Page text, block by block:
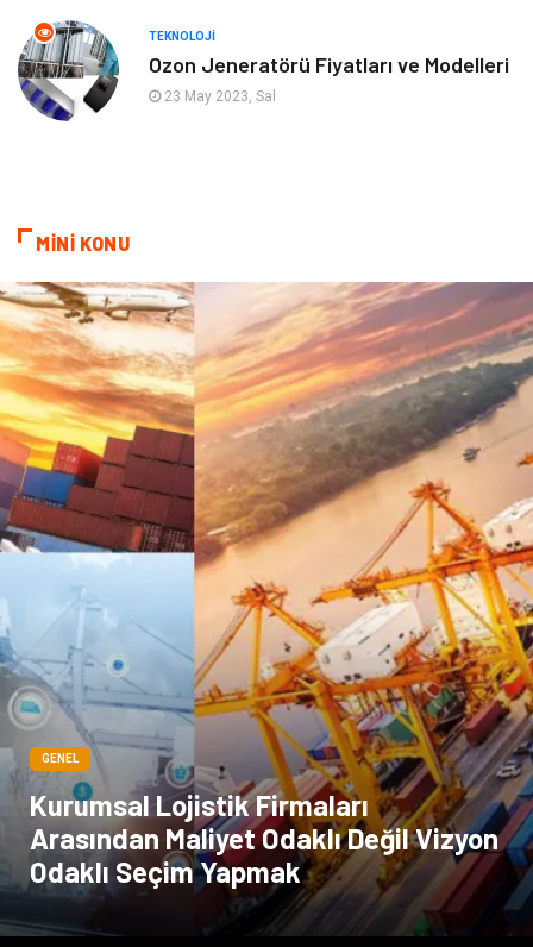
Ev İşleri
Astroloji
Cam sosyal
Kına Gecesi genel blog
Sigorta Veteriner
kadınlar ve takı sağlık
Spor Malzemeleri
TEKNOLOJI
Ozon Jeneratörü Fiyatları ve Modelleri
23 May 2023, Sal
MİNİ KONU
GENEL
Kurumsal Lojistik Firmaları
Arasından Maliyet Odaklı Değil Vizyon
Odaklı Seçim Yapmak